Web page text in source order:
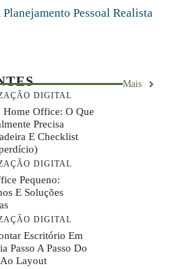
Pessoal Realista
Mais
DIGITAL
Home Office: O Que
Precisa
E Checklist
DIGITAL
Pequeno:
E Soluções
DIGITAL
Escritório Em
Passo A Passo Do
Layout